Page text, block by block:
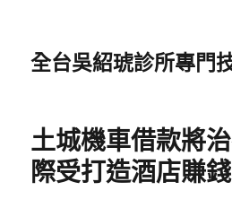
全台吳紹琥診所專門
土城機車借款將
際受打造酒店賺錢